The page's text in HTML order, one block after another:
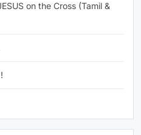
on the Cross (Tamil &